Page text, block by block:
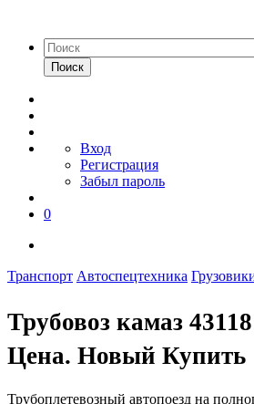
Поиск
Вход
Регистрация
Забыл пароль
0
Транспорт Автоспецтехника
Трубовоз камаз
Цена. Новый Купить
Трубоплетевозный автопоезд на